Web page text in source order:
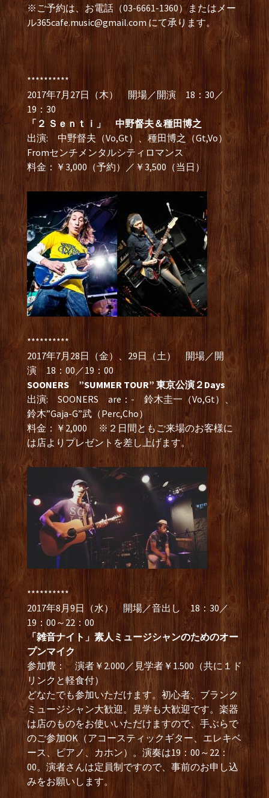
※ご予約は、お電話（03-6661-1360）またはメー
ル365cafe.music@gmail.comにて承ります。
**********
2017年7月27日（木） 開場／開演 18：30／
19：30
「２ Ｓｅｎｔｉ」 中野督夫＆種田博之
出演: 中野督夫（Vo,Gt）、種田博之（Gt,Vo）
Fromセンチメンタルシティロマンス
料金：￥3,000（予約）／￥3,500（当日）
**********
2017年7月28日（金）、29日（土） 開場／開
演 18：00／19：00
SOONERS ”SUMMER TOUR” 東京公演２Days
出演: SOONERS are：- 鈴木圭一（Vo,Gt）、
鈴木”Gaja-G”武（Perc,Cho）
料金：￥2,000 ※２日間ともご来場のお客様に
は店よりプレゼントを差し上げます。
**********
2017年8月9日（水） 開場／音出し 18：30／
19：00～22：00
「雑音ナイト」素人ミュージシャンのためのオー
プンマイク
参加費： 演者￥2.000／見学者￥1.500（共に１ド
リンクと軽食付）
どなたでも参加いただけます。初心者、ブランク
ミュージシャン大歓迎。見学も大歓迎です。楽器
は店のものをお使いいただけますので、手ぶらで
のご参加OK（アコースティックギター、エレキベ
ース、ピアノ、カホン）。演奏は19：00～22：
00。演者さんは定員制ですので、事前のお申し込
みをお願いします。